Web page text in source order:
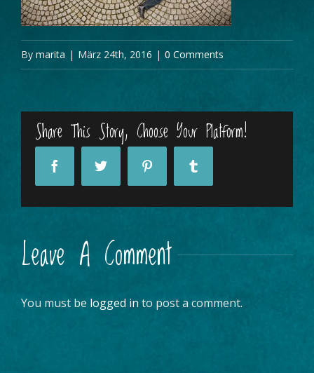
By marita | März 24th, 2016 | 0 Comments
Share This Story, Choose Your Platform!
Leave A Comment
You must be logged in to post a comment.